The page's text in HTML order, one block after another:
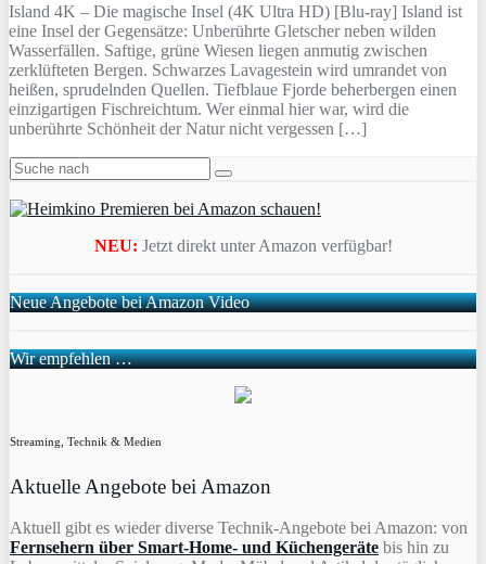
Island 4K – Die magische Insel (4K Ultra HD) [Blu-ray] Island ist
eine Insel der Gegensätze: Unberührte Gletscher neben wilden
Wasserfällen. Saftige, grüne Wiesen liegen anmutig zwischen
zerklüfteten Bergen. Schwarzes Lavagestein wird umrandet von
heißen, sprudelnden Quellen. Tiefblaue Fjorde beherbergen einen
einzigartigen Fischreichtum. Wer einmal hier war, wird die
unberührte Schönheit der Natur nicht vergessen […]
NEU: Jetzt direkt unter Amazon verfügbar!
Neue Angebote bei Amazon Video
Wir empfehlen …
Streaming, Technik & Medien
Aktuelle Angebote bei Amazon
Aktuell gibt es wieder diverse Technik-Angebote bei Amazon: von
Fernsehern über Smart-Home- und Küchengeräte bis hin zu